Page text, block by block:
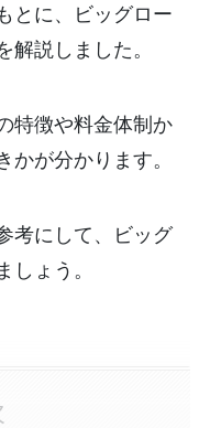
とに、ビッグロー
解説しました。
特徴や料金体制か
かが分かります。
考にして、ビッグ
しょう。